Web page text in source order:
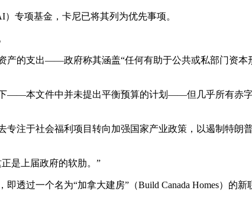
专项基金，卡尼已将其列为优先事项。
产的支出——政府称其涵盖“任何有助于公共或私部门资
——本文件中并未提出平衡预算的计划——但几乎所有赤
专注于社会福利项目转向加强国家产业政策，以遏制特
是上届政府的软肋。”
透过一个名为“加拿大建房”（Build Canada Homes）的新